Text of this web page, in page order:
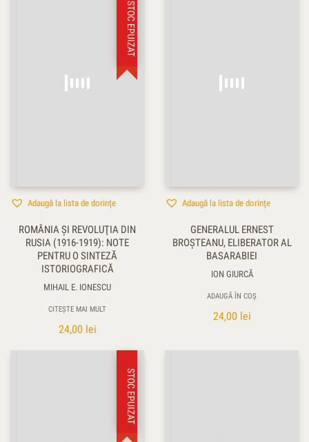
STOC EPUIZAT
Adaugă la lista de dorințe
ROMÂNIA ŞI REVOLUŢIA DIN
RUSIA (1916-1919): NOTE
PENTRU O SINTEZĂ
ISTORIOGRAFICĂ
MIHAIL E. IONESCU
CITEȘTE MAI MULT
24,00 lei
Adaugă la lista de dorințe
GENERALUL ERNEST
BROŞTEANU, ELIBERATOR AL
BASARABIEI
ION GIURCĂ
ADAUGĂ ÎN COȘ
24,00 lei
STOC EPUIZAT